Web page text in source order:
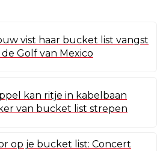
vist haar bucket list vangst
Golf van Mexico
kan ritje in kabelbaan
van bucket list strepen
op je bucket list: Concert